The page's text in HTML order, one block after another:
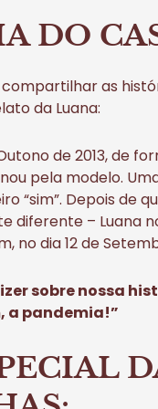
DO
as
da Luana:
de 2013, de
pela modelo.
“sim”. Depois de
diferente – Luana
no dia 12 de
sobre nossa
a pandemia!”